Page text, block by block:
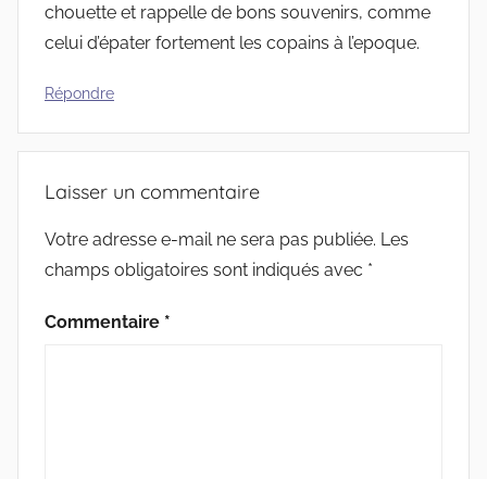
chouette et rappelle de bons souvenirs, comme
celui d’épater fortement les copains à l’epoque.
Répondre
Laisser un commentaire
Votre adresse e-mail ne sera pas publiée. Les
champs obligatoires sont indiqués avec *
Commentaire *